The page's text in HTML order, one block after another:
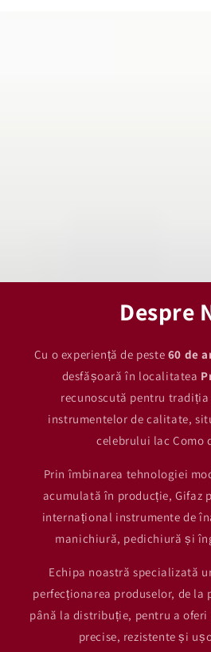
Despre
Cu o experiență de peste 60 de
desfășoară în localitatea
recunoscută pentru
instrumentelor de calitate,
celebrului lac Como
Prin îmbinarea tehnologiei
acumulată în producție, Gifaz
internațional instrumente de
manichiură, pedichiură și
Echipa noastră specializată
perfecționarea produselor, de la
până la distribuție, pentru a
precise, rezistente și